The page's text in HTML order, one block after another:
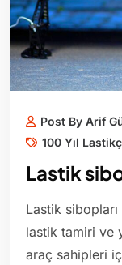
Post By Arif
100 Yıl
Lastik
Lastik
lastik tamiri ve
araç sahipleri